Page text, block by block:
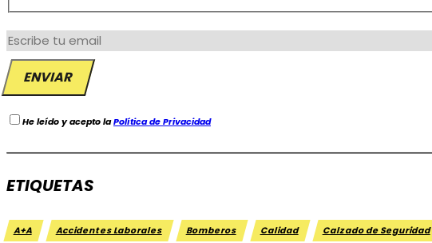
He leído y acepto laPolítica de Privacidad
ETIQUETAS
A+A Accidentes Laborales Bomberos Calidad Calzado de Seguridad